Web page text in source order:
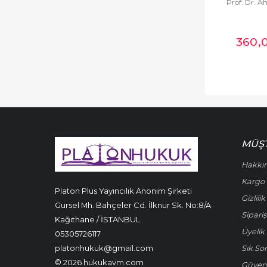
Hukuku
Basın Hukuku
Bireysel Başvuru
Ceza Yargılaması
Prof. Dr.
360
Platon Plus Yayıncılık Anonim Şirketi
Gürsel Mh. Bahçeler Cd. İlknur Sk. No:8/A
Kağıthane / İSTANBUL
05305726117
platonhukuk@gmail.com
© 2026 hukukavm.com
Kargo
Üyelik
Sık